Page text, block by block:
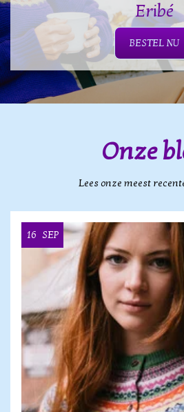
Eribé
BESTEL NU
Onze
Lees onze meest
16 SEP